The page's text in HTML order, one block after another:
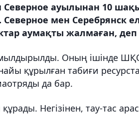
Северное ауылынан 10
мен Серебрянск
аумақты жалмаған, деп
Оның ішінде
құрылған табиғи
да бар.
Негізінен, тау-тас